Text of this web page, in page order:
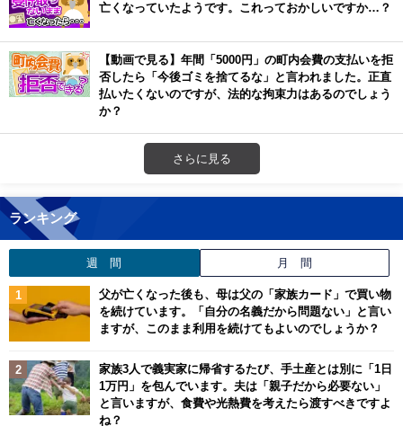
亡くなっていたようです。これっておかしいですか…？
【動画で見る】年間「5000円」の町内会費の支払いを拒
否したら「今後ゴミを捨てるな」と言われました。正直
払いたくないのですが、法的な拘束力はあるのでしょう
か？
さらに見る
ランキング
週 間 月 間
父が亡くなった後も、母は父の「家族カード」で買い物
を続けています。「自分の名義だから問題ない」と言い
ますが、このまま利用を続けてもよいのでしょうか？
家族3人で義実家に帰省するたび、手土産とは別に「1日
1万円」を包んでいます。夫は「親子だから必要ない」
と言いますが、食費や光熱費を考えたら渡すべきですよ
ね？